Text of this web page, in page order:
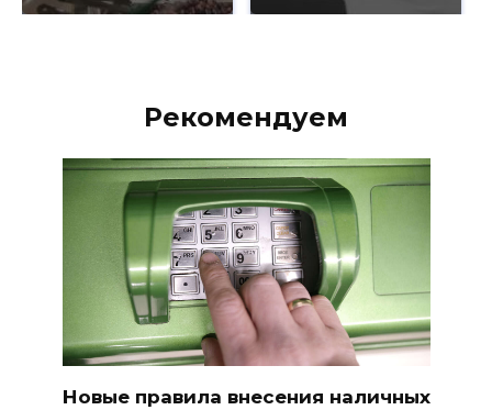
Рекомендуем
Новые правила внесения наличных